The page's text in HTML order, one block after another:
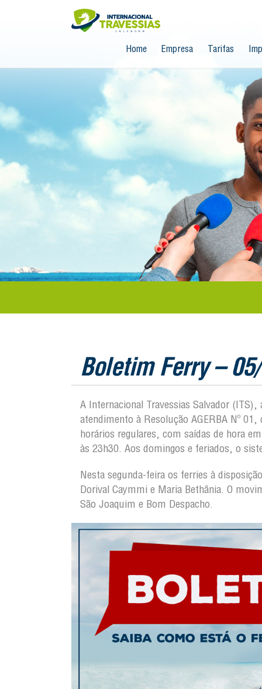
Home Empresa Tarifas
Boletim Ferry –
A Internacional Travessias Salvador
atendimento à Resolução AGERBA Nº
horários regulares, com saídas de hora
às 23h30. Aos domingos e feriados, o
Nesta segunda-feira os ferries à
Dorival Caymmi e Maria Bethânia. O
São Joaquim e Bom Despacho.